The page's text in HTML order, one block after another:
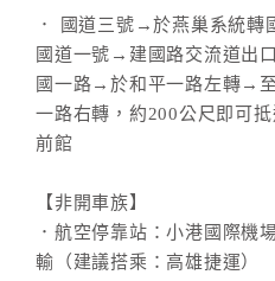
． 國道三號→於燕巢系統
國道一號→建國路交流道出
國一路→於和平一路左轉→
一路右轉，約200公尺即可
前館
【非開車族】
．航空停靠站：小港國際機
輸（建議搭乘：高雄捷運）